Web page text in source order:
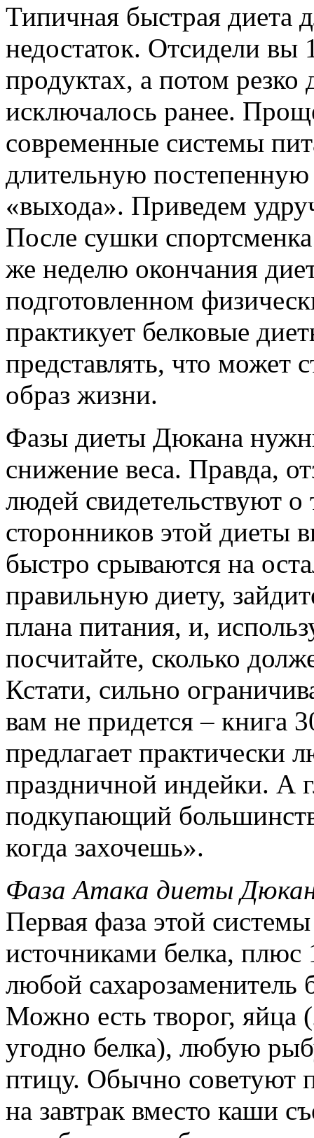
Типичная быстрая диета
недостаток. Отсидели
продуктах, а потом резко
исключалось ранее.
современные системы
длительную
«выхода». Приведем
После сушки
же неделю окончания
подготовленном
практикует белковые
представлять, что может
образ жизни.
Фазы диеты Дюкана
снижение веса. Правда,
людей свидетельствуют
сторонников этой диеты
быстро срываются на
правильную диету,
плана питания, и,
посчитайте, сколько
Кстати, сильно
вам не придется – книга
предлагает практически
праздничной индейки. А
подкупающий
когда захочешь».
Фаза Атака диеты
Первая фаза этой
источниками белка,
любой сахарозаменитель
Можно есть творог, яйца
угодно белка), любую
птицу. Обычно советуют
на завтрак вместо каши